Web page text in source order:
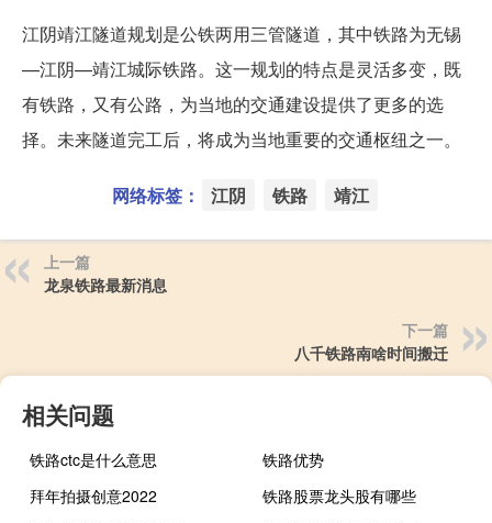
江阴靖江隧道规划是公铁两用三管隧道，其中铁路为无锡
—江阴—靖江城际铁路。这一规划的特点是灵活多变，既
有铁路，又有公路，为当地的交通建设提供了更多的选
择。未来隧道完工后，将成为当地重要的交通枢纽之一。
网络标签： 江阴 铁路 靖江
上一篇
龙泉铁路最新消息
下一篇
八千铁路南啥时间搬迁
相关问题
铁路ctc是什么意思
铁路优势
拜年拍摄创意2022
铁路股票龙头股有哪些